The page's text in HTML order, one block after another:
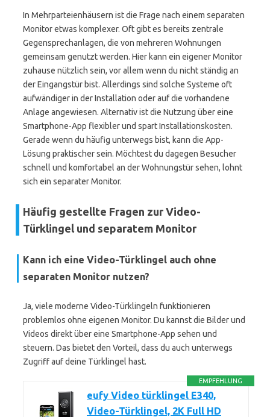
In Mehrparteienhäusern ist die Frage nach einem separaten
Monitor etwas komplexer. Oft gibt es bereits zentrale
Gegensprechanlagen, die von mehreren Wohnungen
gemeinsam genutzt werden. Hier kann ein eigener Monitor
zuhause nützlich sein, vor allem wenn du nicht ständig an
der Eingangstür bist. Allerdings sind solche Systeme oft
aufwändiger in der Installation oder auf die vorhandene
Anlage angewiesen. Alternativ ist die Nutzung über eine
Smartphone-App flexibler und spart Installationskosten.
Gerade wenn du häufig unterwegs bist, kann die App-
Lösung praktischer sein. Möchtest du dagegen Besucher
schnell und komfortabel an der Wohnungstür sehen, lohnt
sich ein separater Monitor.
Häufig gestellte Fragen zur Video-
Türklingel und separatem Monitor
Kann ich eine Video-Türklingel auch ohne
separaten Monitor nutzen?
Ja, viele moderne Video-Türklingeln funktionieren
problemlos ohne eigenen Monitor. Du kannst die Bilder und
Videos direkt über eine Smartphone-App sehen und
steuern. Das bietet den Vorteil, dass du auch unterwegs
Zugriff auf deine Türklingel hast.
EMPFEHLUNG
eufy Video türklingel E340,
Video-Türklingel, 2K Full HD